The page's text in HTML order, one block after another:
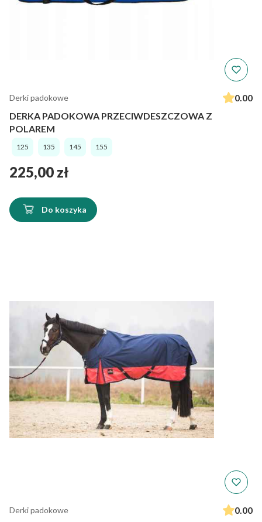
Derki padokowe
0.00
DERKA PADOKOWA PRZECIWDESZCZOWA Z
POLAREM
125 135 145 155
Cena
225,00 zł
Do koszyka
Derki padokowe
0.00